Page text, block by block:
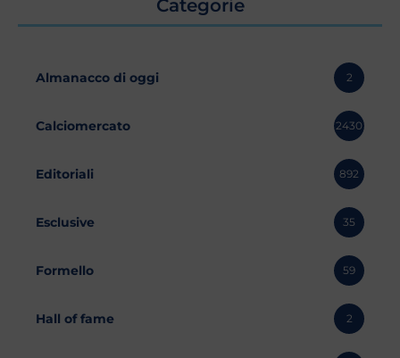
Categorie
Almanacco di oggi 2
Calciomercato 2430
Editoriali 892
Esclusive 35
Formello 59
Hall of fame 2